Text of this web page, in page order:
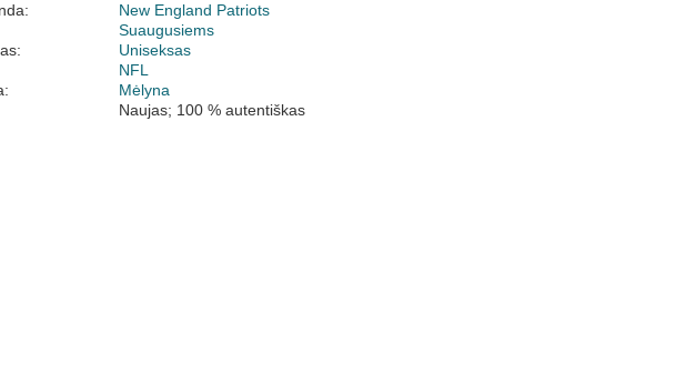
New England Patriots
Suaugusiems
Uniseksas
NFL
Mėlyna
Naujas; 100 % autentiškas